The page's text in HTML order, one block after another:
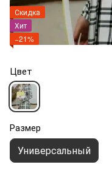
Скидка
Хит
−21%
Цвет
Размер
Универсальный